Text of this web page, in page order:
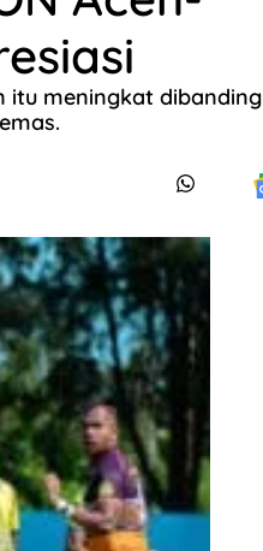
itu meningkat dibanding